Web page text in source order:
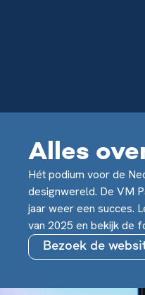
Alles
Hét podium voor de
designwereld. De VM
jaar weer een succes.
van 2025 en bekijk de
Bezoek de